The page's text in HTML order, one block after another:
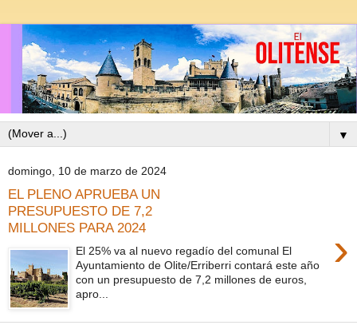
▼
domingo, 10 de marzo de 2024
EL PLENO APRUEBA UN
PRESUPUESTO DE 7,2
MILLONES PARA 2024
›
El 25% va al nuevo regadío del comunal El
Ayuntamiento de Olite/Erriberri contará este año
con un presupuesto de 7,2 millones de euros,
apro...